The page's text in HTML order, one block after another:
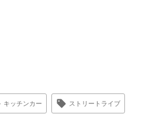
キッチンカー ストリートライブ